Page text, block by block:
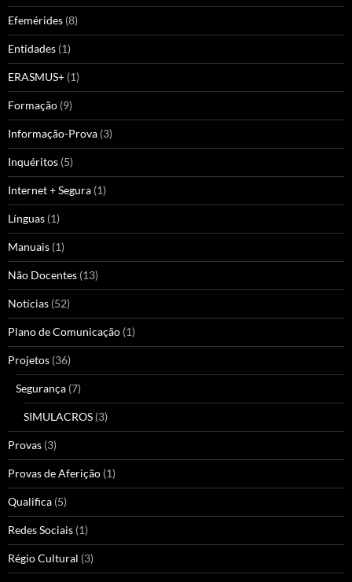
Efemérides (8)
Entidades (1)
ERASMUS+ (1)
Formação (9)
Informação-Prova (3)
Inquéritos (5)
Internet + Segura (1)
Línguas (1)
Manuais (1)
Não Docentes (13)
Notícias (52)
Plano de Comunicação (1)
Projetos (36)
Segurança (7)
SIMULACROS (3)
Provas (3)
Provas de Aferição (1)
Qualifica (5)
Redes Sociais (1)
Régio Cultural (3)